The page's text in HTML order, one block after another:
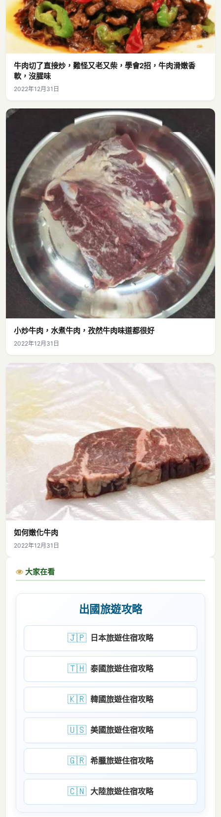
牛肉切了直接炒，難怪又老又柴，學會2招，牛肉滑嫩香
軟，沒腥味
2022年12月31日
小炒牛肉，水煮牛肉，孜然牛肉味道都很好
2022年12月31日
如何嫩化牛肉
2022年12月31日
大家在看
出國旅遊攻略
🇯🇵 日本旅遊住宿攻略
🇹🇭 泰國旅遊住宿攻略
🇰🇷 韓國旅遊住宿攻略
🇺🇸 美國旅遊住宿攻略
🇬🇷 希臘旅遊住宿攻略
🇨🇳 大陸旅遊住宿攻略